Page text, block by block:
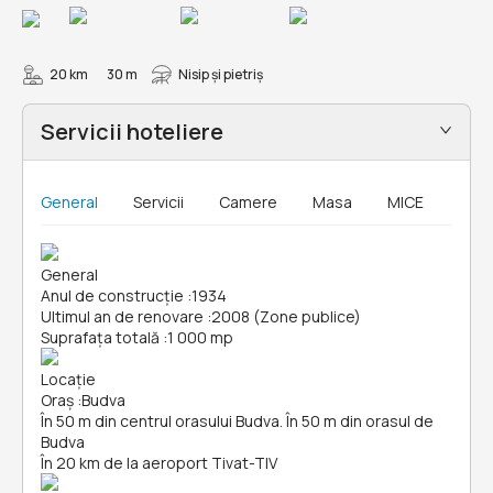
20 km 30 m Nisip și pietriş
Servicii hoteliere
General Servicii Camere Masa MICE
General
Anul de construcție :1934
Ultimul an de renovare :2008 (Zone publice)
Suprafața totală :1 000 mp
Locație
Oraș :Budva
În 50 m din centrul orasului Budva. În 50 m din orasul de
Budva
În 20 km de la aeroport Tivat-TIV